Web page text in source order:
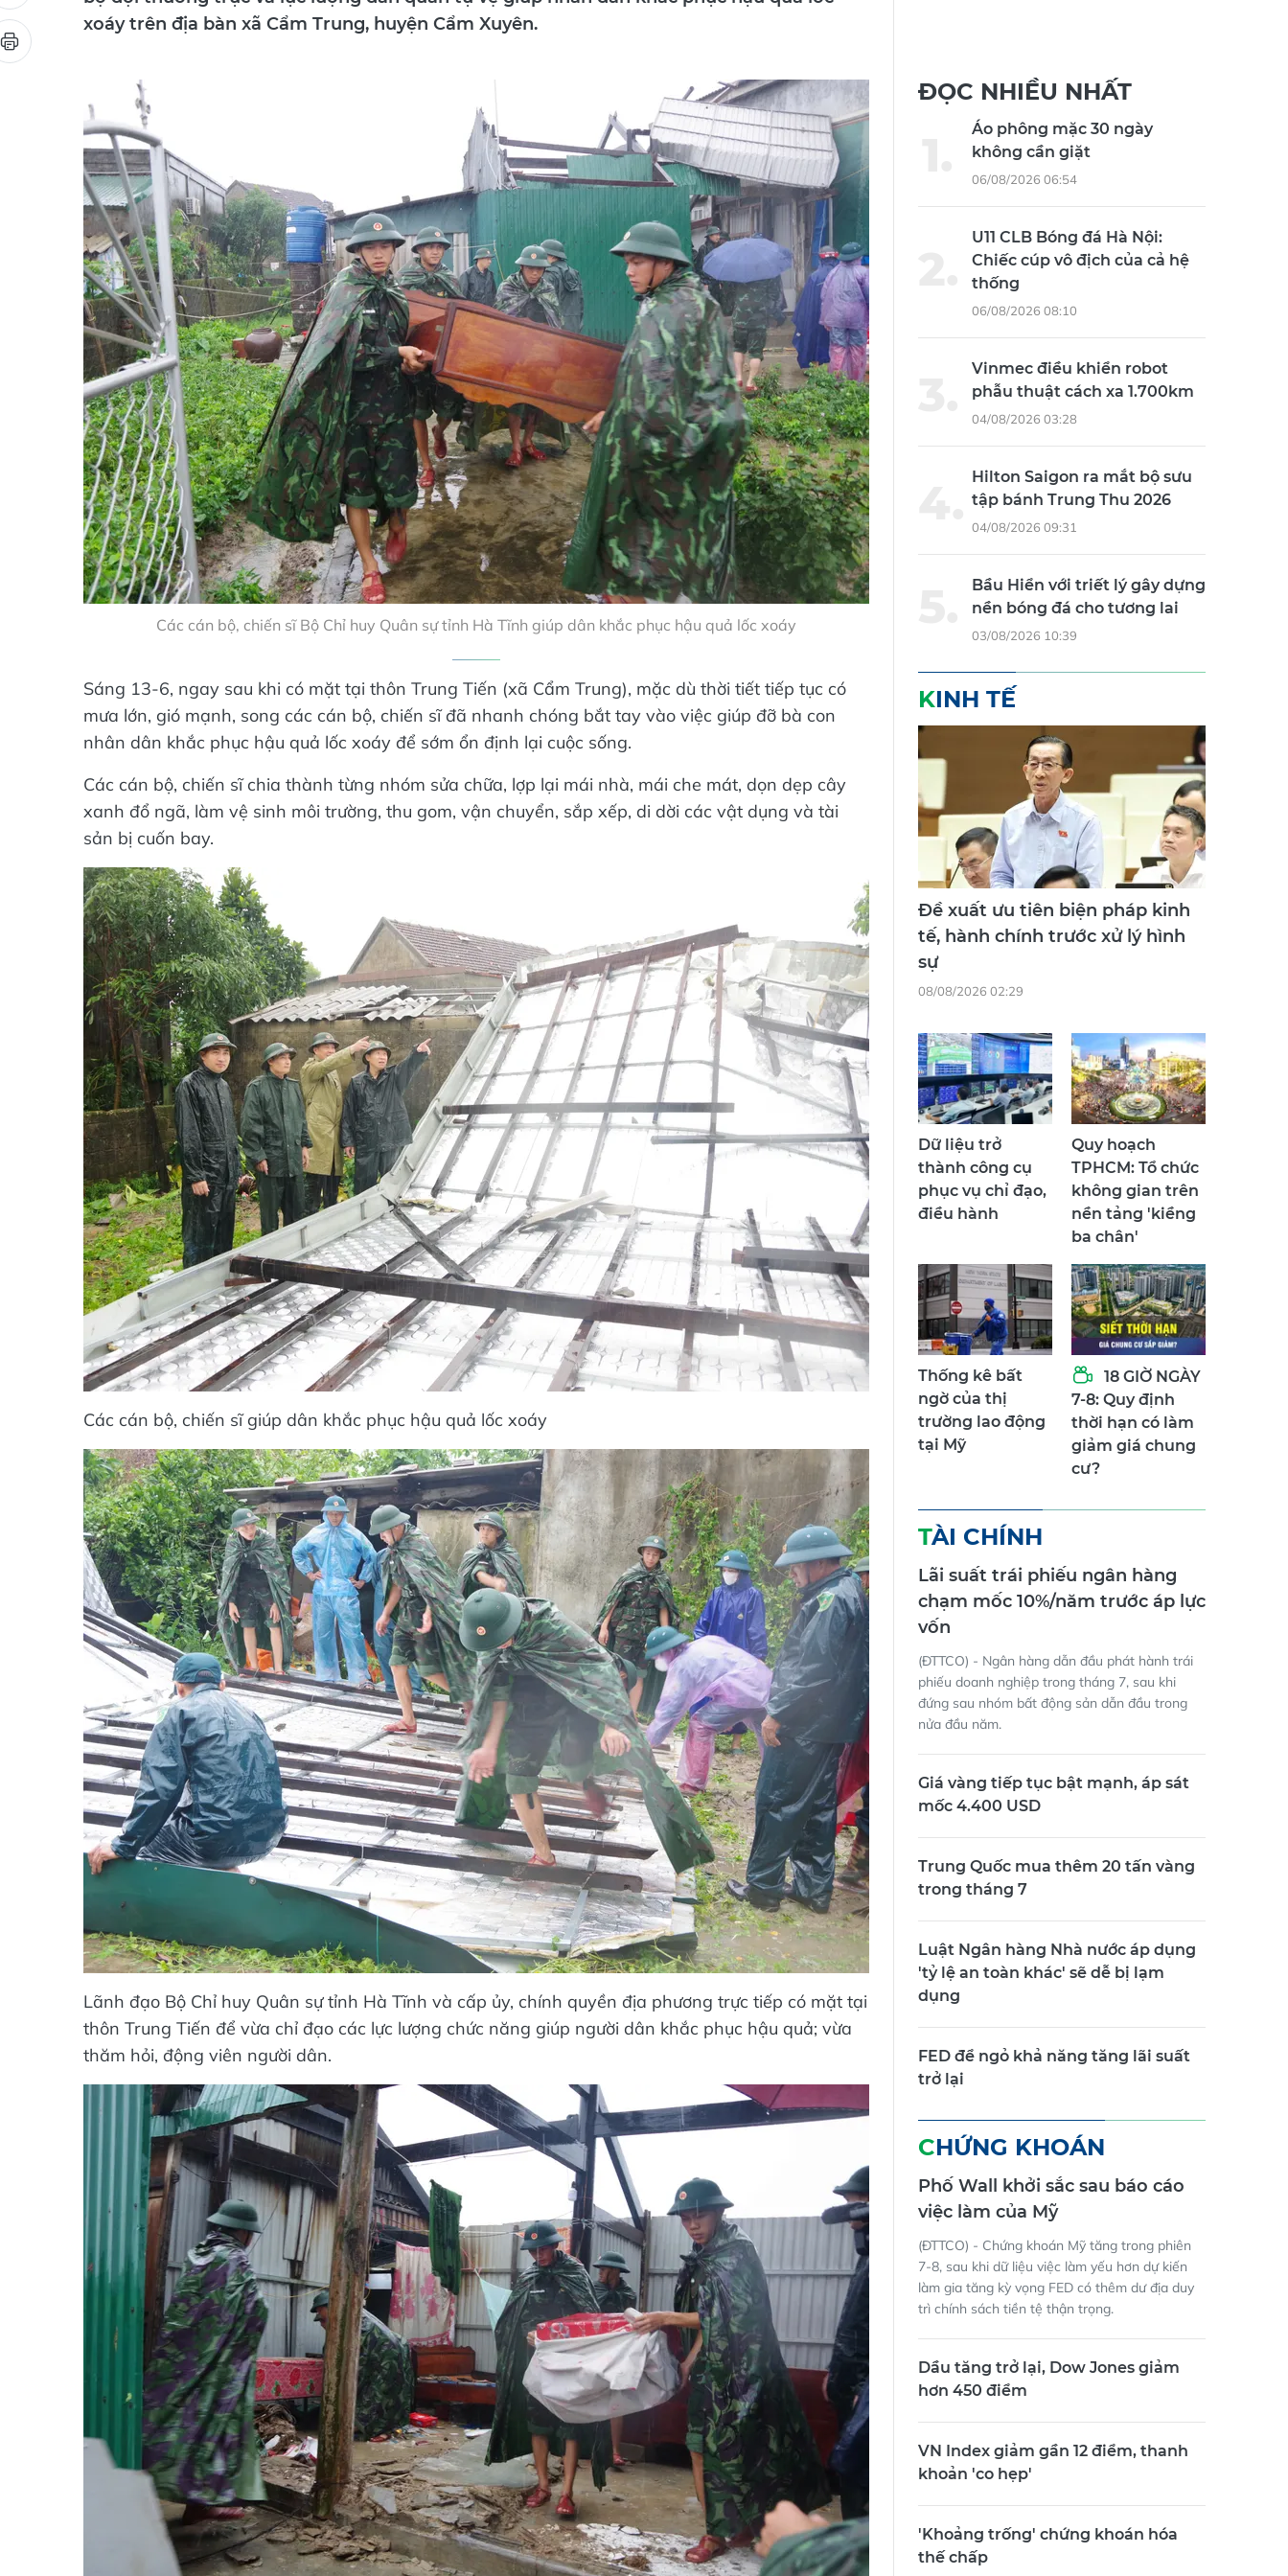
bộ đội thường trực và lực lượng dân quân tự vệ giúp nhân dân khắc phục hậu quả lốc
xoáy trên địa bàn xã Cẩm Trung, huyện Cẩm Xuyên.
Các cán bộ, chiến sĩ Bộ Chỉ huy Quân sự tỉnh Hà Tĩnh giúp dân khắc phục hậu quả lốc xoáy
Sáng 13-6, ngay sau khi có mặt tại thôn Trung Tiến (xã Cẩm Trung), mặc dù thời tiết tiếp tục có
mưa lớn, gió mạnh, song các cán bộ, chiến sĩ đã nhanh chóng bắt tay vào việc giúp đỡ bà con
nhân dân khắc phục hậu quả lốc xoáy để sớm ổn định lại cuộc sống.
Các cán bộ, chiến sĩ chia thành từng nhóm sửa chữa, lợp lại mái nhà, mái che mát, dọn dẹp cây
xanh đổ ngã, làm vệ sinh môi trường, thu gom, vận chuyển, sắp xếp, di dời các vật dụng và tài
sản bị cuốn bay.
Các cán bộ, chiến sĩ giúp dân khắc phục hậu quả lốc xoáy
Lãnh đạo Bộ Chỉ huy Quân sự tỉnh Hà Tĩnh và cấp ủy, chính quyền địa phương trực tiếp có mặt tại
thôn Trung Tiến để vừa chỉ đạo các lực lượng chức năng giúp người dân khắc phục hậu quả; vừa
thăm hỏi, động viên người dân.
ĐỌC NHIỀU NHẤT
Áo phông mặc 30 ngày
không cần giặt
06/08/2026 06:54
U11 CLB Bóng đá Hà Nội:
Chiếc cúp vô địch của cả hệ
thống
06/08/2026 08:10
Vinmec điều khiển robot
phẫu thuật cách xa 1.700km
04/08/2026 03:28
Hilton Saigon ra mắt bộ sưu
tập bánh Trung Thu 2026
04/08/2026 09:31
Bầu Hiển với triết lý gây dựng
nền bóng đá cho tương lai
03/08/2026 10:39
KINH TẾ
Đề xuất ưu tiên biện pháp kinh
tế, hành chính trước xử lý hình
sự
08/08/2026 02:29
Dữ liệu trở
thành công cụ
phục vụ chỉ đạo,
điều hành
Quy hoạch
TPHCM: Tổ chức
không gian trên
nền tảng 'kiềng
ba chân'
Thống kê bất
ngờ của thị
trường lao động
tại Mỹ
18 GIỜ NGÀY
7-8: Quy định
thời hạn có làm
giảm giá chung
cư?
TÀI CHÍNH
Lãi suất trái phiếu ngân hàng
chạm mốc 10%/năm trước áp lực
vốn
(ĐTTCO) - Ngân hàng dẫn đầu phát hành trái
phiếu doanh nghiệp trong tháng 7, sau khi
đứng sau nhóm bất động sản dẫn đầu trong
nửa đầu năm.
Giá vàng tiếp tục bật mạnh, áp sát
mốc 4.400 USD
Trung Quốc mua thêm 20 tấn vàng
trong tháng 7
Luật Ngân hàng Nhà nước áp dụng
'tỷ lệ an toàn khác' sẽ dễ bị lạm
dụng
FED để ngỏ khả năng tăng lãi suất
trở lại
CHỨNG KHOÁN
Phố Wall khởi sắc sau báo cáo
việc làm của Mỹ
(ĐTTCO) - Chứng khoán Mỹ tăng trong phiên
7-8, sau khi dữ liệu việc làm yếu hơn dự kiến
làm gia tăng kỳ vọng FED có thêm dư địa duy
trì chính sách tiền tệ thận trọng.
Dầu tăng trở lại, Dow Jones giảm
hơn 450 điểm
VN Index giảm gần 12 điểm, thanh
khoản 'co hẹp'
'Khoảng trống' chứng khoán hóa
thế chấp